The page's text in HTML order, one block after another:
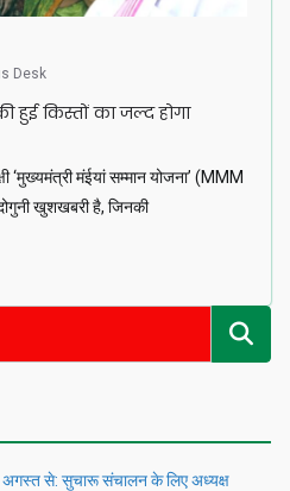
Desk
हुई किस्तों का जल्द होगा
‘मुख्यमंत्री मंईयां सम्मान योजना’ (MMM
खुशखबरी है, जिनकी
अगस्त से: सुचारू संचालन के लिए अध्यक्ष